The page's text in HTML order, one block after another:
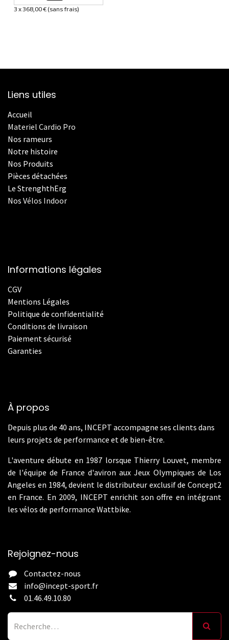
Informations sur le plan de paiement sélectionné
3 x 368,00 € (sans frais)
Liens utiles
Accueil
Materiel Cardio Pro
Nos rameurs
Notre histoire
Nos Produits
Pièces détachées
Le StrenghthErg
Nos Vélos Indoor
Informations légales
CGV
Mentions Légales
Politique de confidentialité
Conditions de livraison
Paiement sécurisé
Garanties
À propos
Depuis plus de 40 ans, INCEPT accompagne ses clients dans
leurs projets de performance et de bien-être.
L'aventure débute en 1987 lorsque Thierry Louvet, membre
de l'équipe de France d'aviron aux Jeux Olympiques de Los
Angeles en 1984, devient le distributeur exclusif de Concept2
en France. En 2009, INCEPT enrichit son offre en intégrant
les vélos de performance Wattbike.
Rejoignez-nous
Contactez-nous
info@incept-sport.fr
01.46.49.10.80